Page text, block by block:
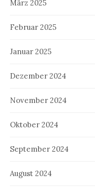
März 2025
Februar 2025
Januar 2025
Dezember 2024
November 2024
Oktober 2024
September 2024
August 2024